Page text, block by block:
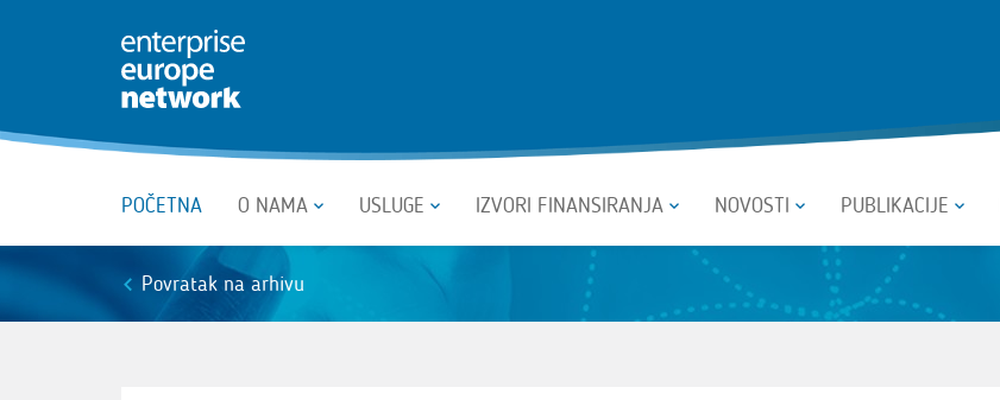
POČETNA O NAMA USLUGE IZVORI FINANSIRANJA NOVOSTI PUBLIKACIJE
Povratak na arhivu